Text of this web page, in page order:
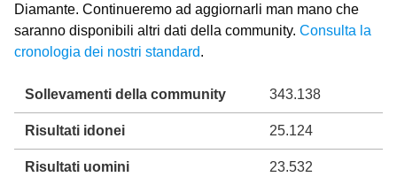
Diamante. Continueremo ad aggiornarli man mano che
saranno disponibili altri dati della community. Consulta la
cronologia dei nostri standard.
Sollevamenti della community 343.138
Risultati idonei 25.124
Risultati uomini 23.532